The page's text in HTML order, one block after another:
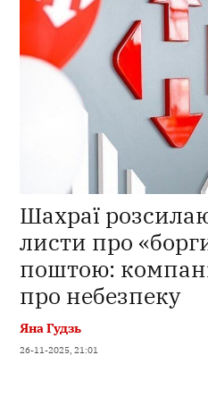
Шахраї
листи про
поштою:
про небезпеку
Яна Гудзь
26-11-2025, 21:01